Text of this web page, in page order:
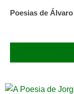
Poesias de